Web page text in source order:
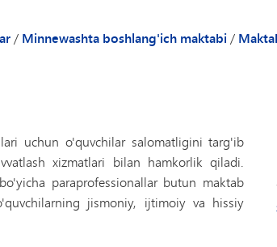
- Minnewashta boshlang'ich maktabi
Tadqiqotchilar
/ Minnewashta boshlang'ich maktabi /
uchun o'quvchilar salomatligini targ'ib
xizmatlari bilan hamkorlik qiladi.
paraprofessionallar butun maktab
jismoniy, ijtimoiy va hissiy